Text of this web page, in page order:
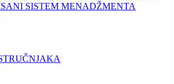
SISTEM MENADŽMENTA